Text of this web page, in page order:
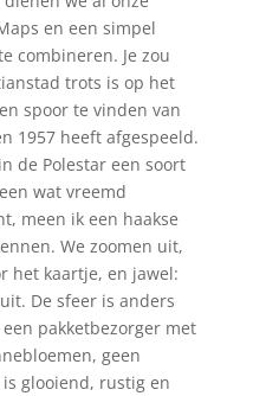
en een simpel
combineren. Je zou
trots is op het
spoor te vinden van
1957 heeft afgespeeld.
de Polestar een soort
wat vreemd
meen ik een haakse
We zoomen uit,
het kaartje, en jawel:
De sfeer is anders
pakketbezorger met
geen
glooiend, rustig en